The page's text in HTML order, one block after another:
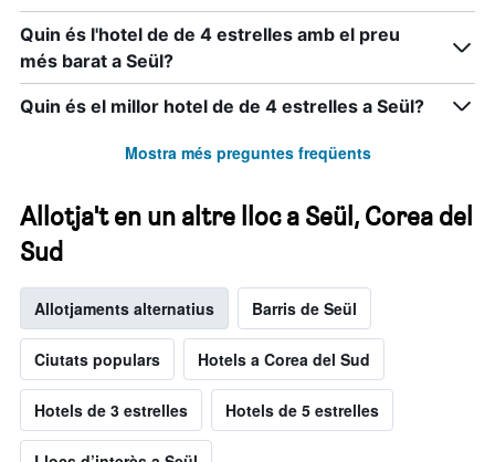
Quin és l'hotel de de 4 estrelles amb el preu
més barat a Seül?
Quin és el millor hotel de de 4 estrelles a Seül?
Mostra més preguntes freqüents
Allotja't en un altre lloc a Seül, Corea del
Sud
Allotjaments alternatius Barris de Seül
Ciutats populars Hotels a Corea del Sud
Hotels de 3 estrelles Hotels de 5 estrelles